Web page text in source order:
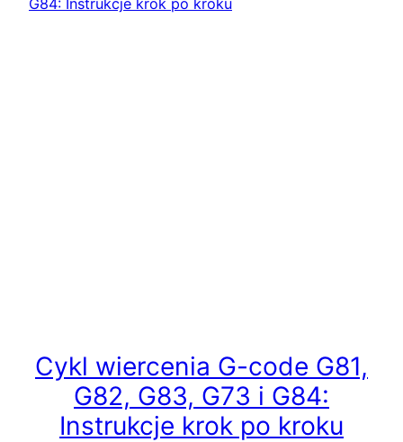
Cykl wiercenia G-code G81,
G82, G83, G73 i G84:
Instrukcje krok po kroku